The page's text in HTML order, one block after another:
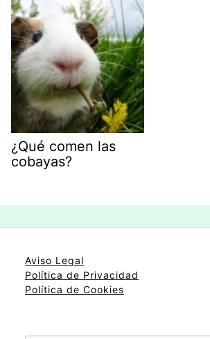
¿Qué comen las
cobayas?
Aviso Legal
Política de Privacidad
Política de Cookies